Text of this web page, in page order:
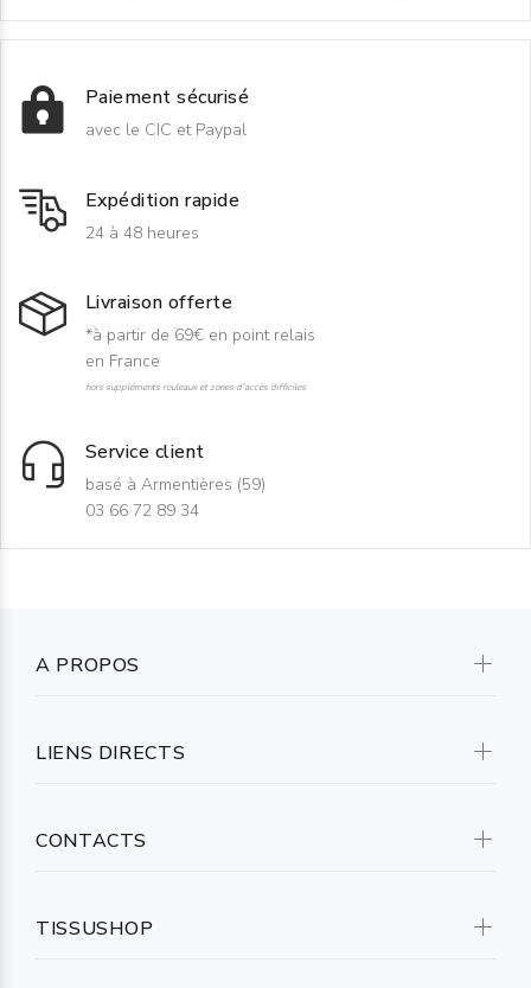
Paiement sécurisé
avec le CIC et Paypal
Expédition rapide
24 à 48 heures
Livraison offerte
*à partir de 69€ en point relais
en France
hors suppléments rouleaux et zones d'accès difficiles
Service client
basé à Armentières (59)
03 66 72 89 34
A PROPOS
LIENS DIRECTS
CONTACTS
TISSUSHOP